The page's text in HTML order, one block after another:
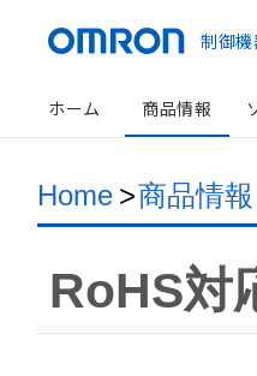
制御機
ホーム 商品情報
Home >商品情報
RoHS対